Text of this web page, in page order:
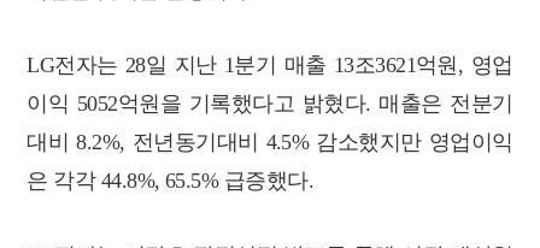
LG전자는 28일 지난 1분기 매출 13조3621억원, 영업
이익 5052억원을 기록했다고 밝혔다. 매출은 전분기
대비 8.2%, 전년동기대비 4.5% 감소했지만 영업이익
은 각각 44.8%, 65.5% 급증했다.